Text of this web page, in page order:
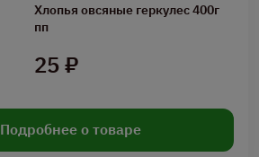
Хлопья овсяные геркулес 400г
пп
25 ₽
Подробнее о товаре